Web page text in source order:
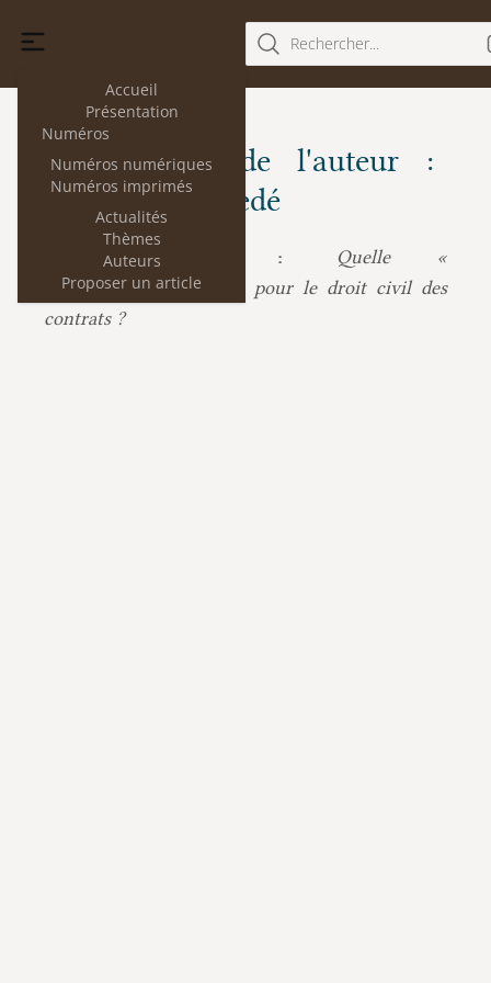
Accueil
Présentation
Numéros
Numéros numériques
Numéros imprimés
Actualités
Thèmes
Auteurs
Proposer un article
Rechercher...
Les articles de l'auteur :
François Chénedé
François Chénedé :
Quelle «
constitutionnalisation » pour le droit civil des
contrats ?